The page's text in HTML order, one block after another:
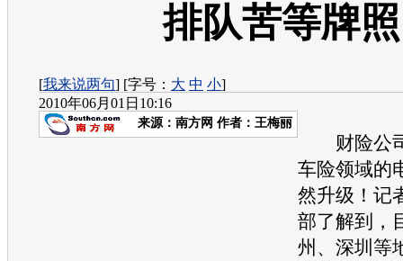
排队苦等牌照
[我来说两句] [字号： 大 中 小]
2010年06月01日10:16
来源： 南方网 作者：王梅丽
财险公司
车险领域的
然升级！记
部了解到，
州、深圳等